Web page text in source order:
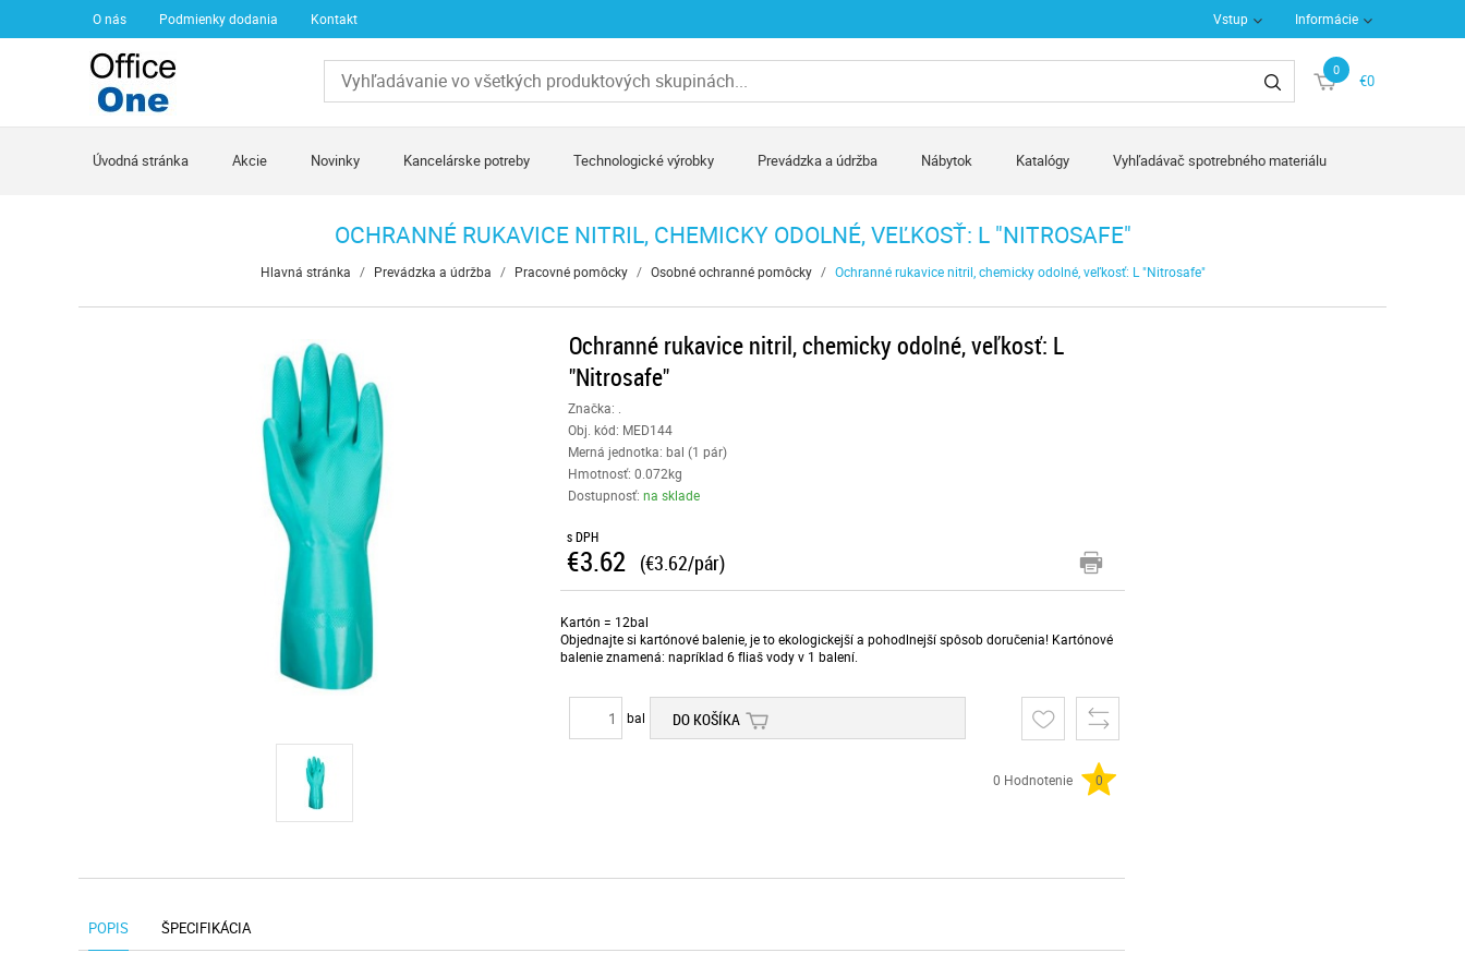
O nás Podmienky dodania Kontakt Vstup Informácie
0
€0
Úvodná stránka Akcie Novinky Kancelárske potreby Technologické výrobky Prevádzka a údržba Nábytok Katalógy Vyhľadávač spotrebného materiálu
OCHRANNÉ RUKAVICE NITRIL, CHEMICKY ODOLNÉ, VEĽKOSŤ: L "NITROSAFE"
Hlavná stránka / Prevádzka a údržba / Pracovné pomôcky / Osobné ochranné pomôcky / Ochranné rukavice nitril, chemicky odolné, veľkosť: L "Nitrosafe"
Ochranné rukavice nitril, chemicky odolné, veľkosť: L
"Nitrosafe"
Značka: .
Obj. kód: MED144
Merná jednotka: bal (1 pár)
Hmotnosť: 0.072kg
Dostupnosť: na sklade
s DPH
€3.62 (€3.62/pár)
Kartón = 12bal
Objednajte si kartónové balenie, je to ekologickejší a pohodlnejší spôsob doručenia! Kartónové
balenie znamená: napríklad 6 fliaš vody v 1 balení.
bal DO KOŠÍKA
0 Hodnotenie 0
POPIS ŠPECIFIKÁCIA